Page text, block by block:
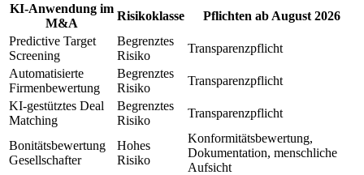
KI-Anwendung im
M&A
Risikoklasse
Pflichten ab August 2026
Predictive Target
Screening
Begrenztes
Risiko
Transparenzpflicht
Automatisierte
Firmenbewertung
Begrenztes
Risiko
Transparenzpflicht
KI-gestütztes Deal
Matching
Begrenztes
Risiko
Transparenzpflicht
Bonitätsbewertung
Gesellschafter
Hohes
Risiko
Konformitätsbewertung,
Dokumentation, menschliche
Aufsicht